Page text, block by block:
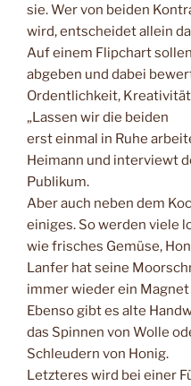
sie. Wer von beiden
wird, entscheidet allein
Auf einem Flipchart
abgeben und dabei
Ordentlichkeit,
„Lassen wir die beiden
erst einmal in Ruhe
Heimann und interviewt
Publikum.
Aber auch neben dem
einiges. So werden viele
wie frisches Gemüse,
Lanfer hat seine
immer wieder ein
Ebenso gibt es alte
das Spinnen von Wolle
Schleudern von Honig.
Letzteres wird bei einer